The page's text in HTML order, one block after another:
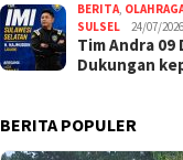
BERITA,
SULSEL
24/07/2026
Tim Andra 09
Dukungan
BERITA POPULER